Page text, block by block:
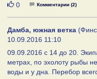
Нравится
0 Комментарии (2)
Дамба, южная ветка
10.09.2016 11:10
09.09.2016 с 14 до 20.
метрах, по эхолоту рыбы
воды и у дна. Перебор